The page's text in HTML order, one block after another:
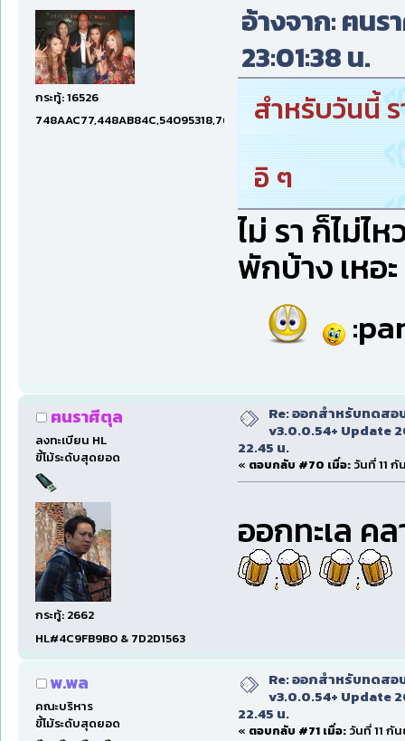
กระทู้: 16526
748AAC77,448AB84C,54095318,7660DAE5,97606B15,47C5E
อ้างจาก: ฅน
23:01:38 น.
สำหรับวันนี้
อิ ๆ
ไม่ รา ก็ไม่ไ
พักบ้าง เหอะ
ฅนราศีตุล
ลงทะเบียน HL
ขี้โม้ระดับสุดยอด
กระทู้: 2662
HL#4C9FB9B0 & 7D2D1563
Re: ออกสำหรับทดสอ
v3.0.0.54+ Update
22.45 น.
« ตอบกลับ #70 เมื่อ: วันที่ 11
ออกทะเล ค
พ.พล
คณะบริหาร
ขี้โม้ระดับสุดยอด
Re: ออกสำหรับทดสอ
v3.0.0.54+ Update
22.45 น.
« ตอบกลับ #71 เมื่อ: วันที่ 11 กั